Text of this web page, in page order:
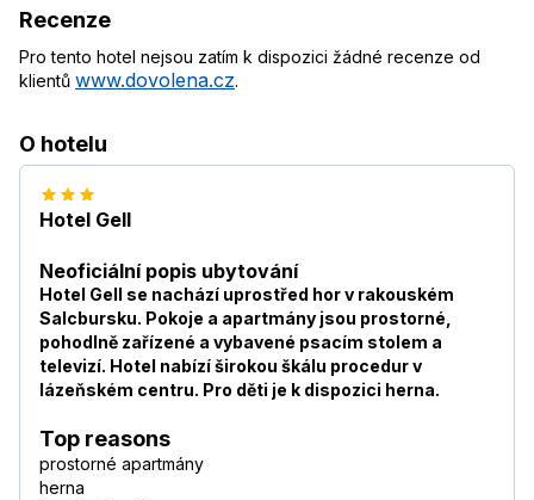
Recenze
Pro tento hotel nejsou zatím k dispozici žádné recenze od
klientů www.dovolena.cz.
O hotelu
Hotel Gell
Neoficiální popis ubytování
Hotel Gell se nachází uprostřed hor v rakouském
Salcbursku. Pokoje a apartmány jsou prostorné,
pohodlně zařízené a vybavené psacím stolem a
televizí. Hotel nabízí širokou škálu procedur v
lázeňském centru. Pro děti je k dispozici herna.
Top reasons
prostorné apartmány
herna